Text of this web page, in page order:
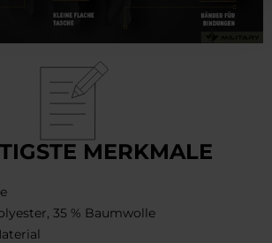
MERKMALE
35 % Baumwolle